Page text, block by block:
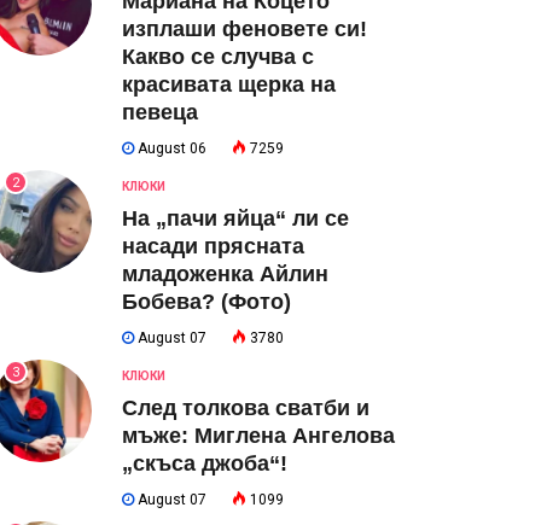
изплаши феновете си!
Какво се случва с
красивата щерка на
певеца
August 06 7259
2 КЛЮКИ
На „пачи яйца“ ли се
насади прясната
младоженка Айлин
Бобева? (Фото)
August 07 3780
3 КЛЮКИ
След толкова сватби и
мъже: Миглена Ангелова
„скъса джоба“!
August 07 1099